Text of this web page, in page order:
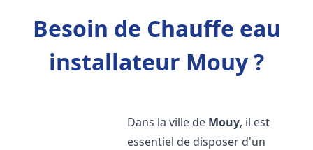
Besoin de Chauffe eau
installateur Mouy ?
Dans la ville de Mouy, il est
essentiel de disposer d'un